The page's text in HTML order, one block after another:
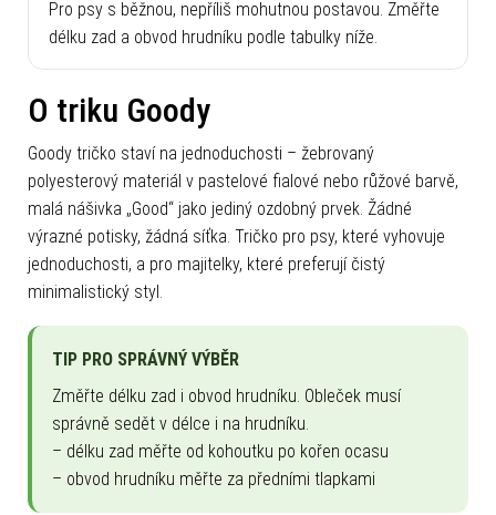
Pro psy s běžnou, nepříliš mohutnou postavou. Změřte
délku zad a obvod hrudníku podle tabulky níže.
O triku Goody
Goody tričko staví na jednoduchosti – žebrovaný
polyesterový materiál v pastelové fialové nebo růžové barvě,
malá nášivka „Good“ jako jediný ozdobný prvek. Žádné
výrazné potisky, žádná síťka. Tričko pro psy, které vyhovuje
jednoduchosti, a pro majitelky, které preferují čistý
minimalistický styl.
TIP PRO SPRÁVNÝ VÝBĚR
Změřte délku zad i obvod hrudníku. Obleček musí
správně sedět v délce i na hrudníku.
– délku zad měřte od kohoutku po kořen ocasu
– obvod hrudníku měřte za předními tlapkami